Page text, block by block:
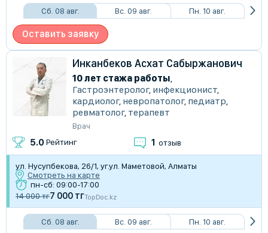
Сб. 08 авг. Вс. 09 авг. Пн. 10 авг.
Оставить заявку
Инканбеков Асхат Сабыржанович
10 лет стажа работы
Гастроэнтеролог, инфекционист
кардиолог, невропатолог, педиатр
ревматолог, терапевт
Врач
5.0 Рейтинг 1 отзыв
ул. Нусупбекова, 26/1, уг.ул. Маметовой, Алматы
Смотреть на карте
пн-сб: 09:00-17:00
14 000 тг7 000 тгTopDoc.kz
Сб. 08 авг. Вс. 09 авг.
Пн. 10 авг.